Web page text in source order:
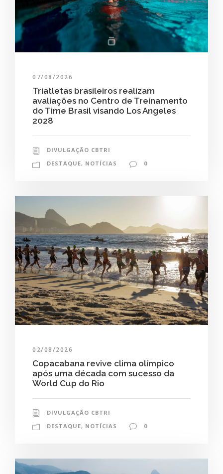
07/08/2026
Triatletas brasileiros realizam
avaliações no Centro de Treinamento
do Time Brasil visando Los Angeles
2028
DIVULGAÇÃO CBTRI
DESTAQUE, NOTÍCIAS 0
02/08/2026
Copacabana revive clima olímpico
após uma década com sucesso da
World Cup do Rio
DIVULGAÇÃO CBTRI
DESTAQUE, NOTÍCIAS 0